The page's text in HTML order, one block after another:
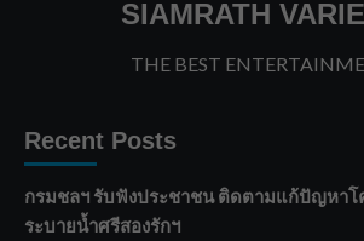
SIAMRATH
THE BEST
Recent Posts
กรมชลฯ รับฟังประชาชน ติดตามแก้ปัญหาโ
ระบายน้ำศรีสองรักฯ